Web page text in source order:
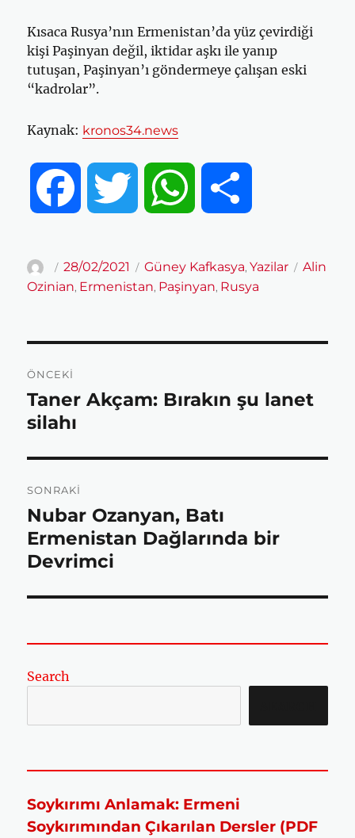
Kısaca Rusya’nın Ermenistan’da yüz çevirdiği
kişi Paşinyan değil, iktidar aşkı ile yanıp
tutuşan, Paşinyan’ı göndermeye çalışan eski
“kadrolar”.
Kaynak: kronos34.news
c
e
k
i
t
a
t
p
a
r
Yazar
Yayın
tarihi
28/02/2021 Kategoriler
Güney Kafkasya,Yazilar Etiketler
Alin
Ozinian, Ermenistan, Paşinyan, Rusya
gezinmesi
ÖNCEKI
Önceki
yazı:
Taner Akçam: Bırakın şu lanet
silahı
SONRAKI
Sonraki
yazı:
Nubar Ozanyan, Batı
Ermenistan Dağlarında bir
Devrimci
Search
Soykırımı Anlamak: Ermeni
Soykırımından Çıkarılan Dersler (PDF